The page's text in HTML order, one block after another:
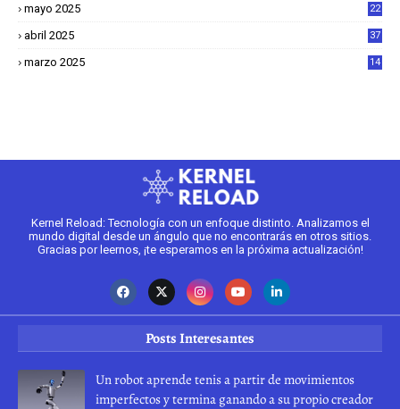
mayo 2025
22
abril 2025
37
marzo 2025
14
Kernel Reload: Tecnología con un enfoque distinto. Analizamos el
mundo digital desde un ángulo que no encontrarás en otros sitios.
Gracias por leernos, ¡te esperamos en la próxima actualización!
Posts Interesantes
Un robot aprende tenis a partir de movimientos
imperfectos y termina ganando a su propio creador